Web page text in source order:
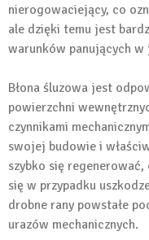
nierogowaciejący, co
ale dzięki temu jest
warunków panujących w
Błona śluzowa jest
powierzchni
czynnikami
swojej budowie i
szybko się
się w przypadku
drobne rany powstałe
urazów mechanicznych.